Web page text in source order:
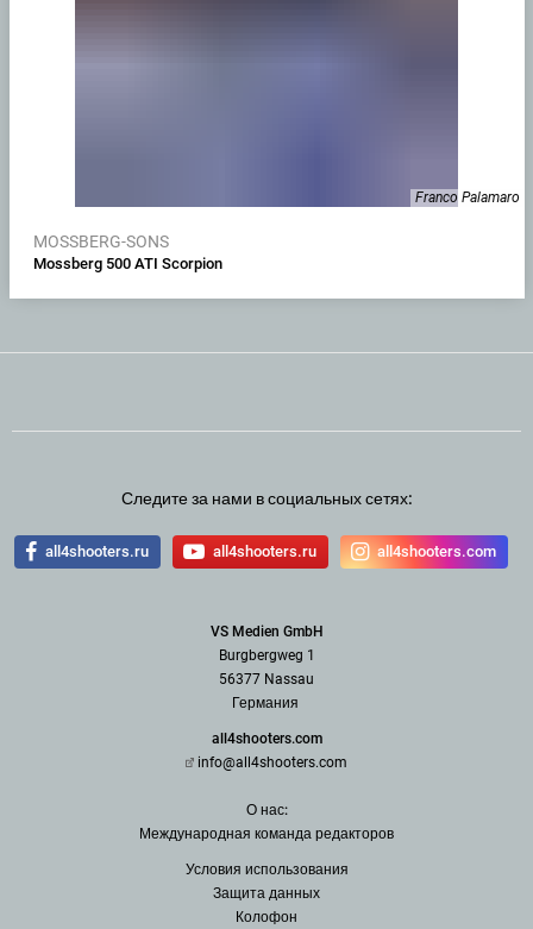
Franco Palamaro
MOSSBERG-SONS
Mossberg 500 ATI Scorpion
Следите за нами в социальных сетях:
all4shooters.ru all4shooters.ru all4shooters.com
VS Medien GmbH
Burgbergweg 1
56377 Nassau
Германия
all4shooters.com
info@all4shooters.com
О нас:
Международная команда редакторов
Условия использования
Защита данных
Колофон